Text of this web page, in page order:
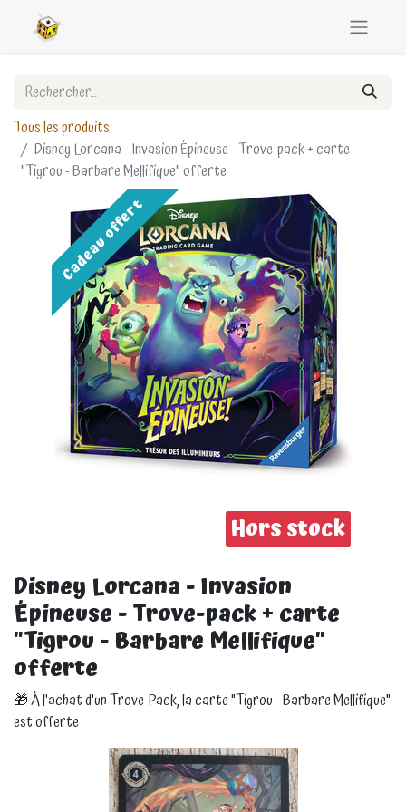
Tous les produits
Disney Lorcana - Invasion Épineuse - Trove-pack + carte
"Tigrou - Barbare Mellifique" offerte
Cadeau offert
Hors stock
Disney Lorcana - Invasion
Épineuse - Trove-pack + carte
"Tigrou - Barbare Mellifique"
offerte
🎁 À l'achat d'un Trove-Pack, la carte "Tigrou - Barbare Mellifique"
est offerte